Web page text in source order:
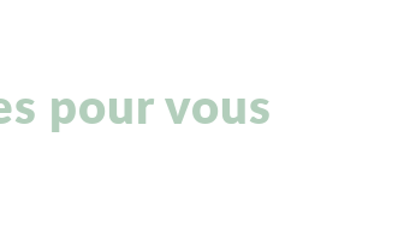
pour vous